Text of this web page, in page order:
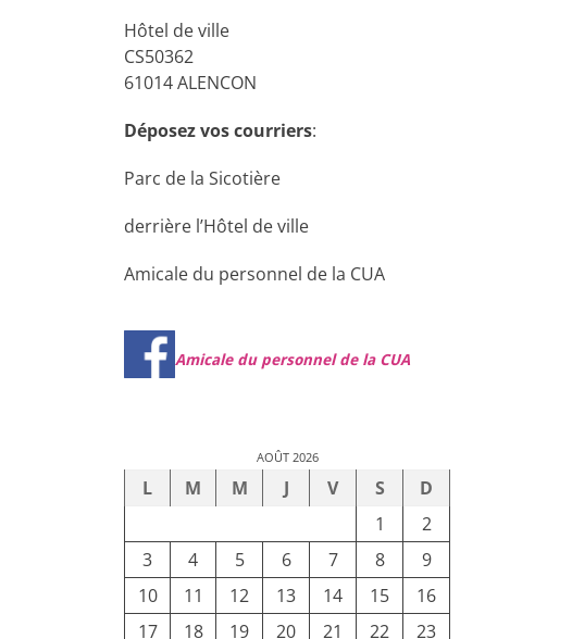
Hôtel de ville
CS50362
61014 ALENCON
Déposez vos courriers:
Parc de la Sicotière
derrière l’Hôtel de ville
Amicale du personnel de la CUA
Amicale du personnel de la CUA
AOÛT 2026
L M M J V S
D
1
2
3
4 5 6 7 8
9
10
11 12 13 14 15
16
17
18 19 20 21 22 23